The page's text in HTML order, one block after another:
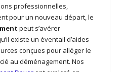
professionnelles,
pour un nouveau départ, le
peut s’avérer
existe un éventail d’aides
conçues pour alléger le
au déménagement. Nos